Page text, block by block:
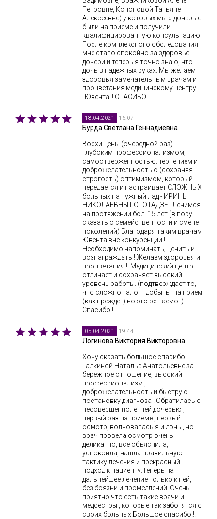
Петровне, Кононовой Татьяне
Алексеевне) у которых мы с дочерью
были на приёме и получили
квалифицированную консультацию.
После комплексного обследования
мне стало спокойно за здоровье
дочери и теперь я точно знаю, что
дочь в надежных руках. Мы желаем
здоровья замечательным врачам и
процветания медицинскому центру
"Ювента"! СПАСИБО!
18.04.2021 16:07
Бурда Светлана Геннадиевна
Восхищены (очередной раз)
глубоким профессионализмом,
самоотверженностью. терпением и
доброжелательностью (сохраняя
строгость) оптимизмом, который
передается и настраивает СЛОЖНЫХ
больных на нужный лад - ИРИНЫ
НИКОЛАЕВНЫ ГОГОТАДЗЕ.. Лечимся
на протяжении бол. 15 лет (в пору
сказать о семейственности и смене
поколений) Благодаря таким врачам
Ювента вне конкуренции !!
Необходимо напоминать, ценить и
вознаграждать !!Желаем здоровья и
процветания !! Медицинский центр
отличает и сохраняет высокий
уровень работы. (подтверждает то,
что сложно талон "добыть" на прием
(как прежде :) но это решаемо :)
Спасибо !
05.04.2021 19:44
Логинова Виктория Викторовна
Хочу сказать большое спасибо
Галкиной Наталье Анатольевне за
бережное отношение, высокий
профессионализм ,
доброжелательность и быструю
постановку диагноза . Обратилась с
несовершеннолетней дочерью ,
первый раз на приеме , первый
осмотр, волновалась я и дочь , но
врач провела осмотр очень
деликатно, все объяснила,
успокоила, нашла правильную
тактику лечения и прекрасный
подход к пациенту.Теперь на
дальнейшее лечение только к ней,
без боязни и промедлений. Очень
приятно что есть такие врачи и
медсестры , которые так заботятся о
своих больных!Большое спасибо!!!